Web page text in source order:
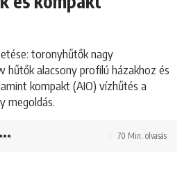
toronyhűtők nagy
alacsony profilú házakhoz és
kompakt (AIO) vízhűtés a
megoldás.
70 Min. olvasás